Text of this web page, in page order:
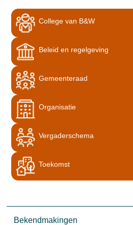
College van B&W
Beleid en regelgeving
Gemeenteraad
Organisatie
Vergaderschema
Toekomst
Bekendmakingen